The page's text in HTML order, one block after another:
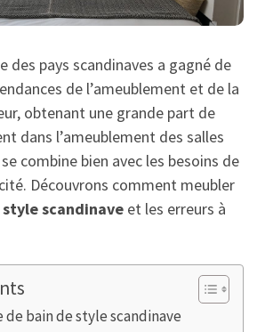
des pays scandinaves a gagné de
de l’ameublement et de la
obtenant une grande part de
dans l’ameublement des salles
combine bien avec les besoins de
Découvrons comment meubler
scandinave et les erreurs à
de bain de style scandinave